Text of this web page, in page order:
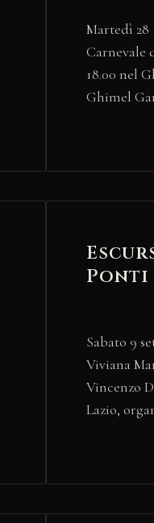
Martedì 28
Carnevale
18.00 nel
Ghimel
Ponti
Sabato 9
Viviana
Vincenzo
Lazio,